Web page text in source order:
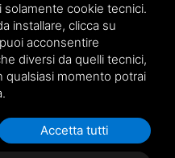
9 - 20124 MILANO
|Note legali
solamente cookie tecnici.
installare, clicca su
acconsentire
diversi da quelli tecnici,
qualsiasi momento potrai
Accetta tutti